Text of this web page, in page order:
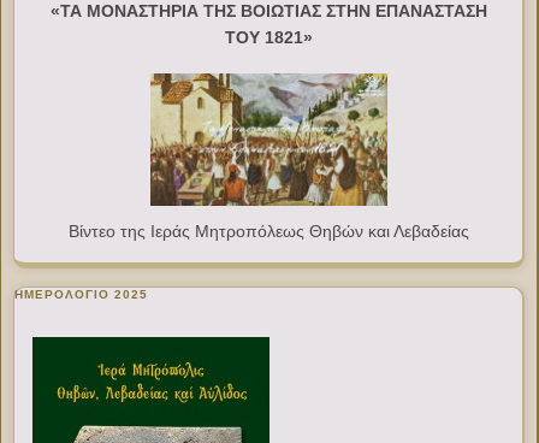
«ΤΑ ΜΟΝΑΣΤΗΡΙΑ ΤΗΣ ΒΟΙΩΤΙΑΣ ΣΤΗΝ ΕΠΑΝΑΣΤΑΣΗ
ΤΟΥ 1821»
Βίντεο της Ιεράς Μητροπόλεως Θηβών και Λεβαδείας
ΗΜΕΡΟΛΟΓΙΟ 2025